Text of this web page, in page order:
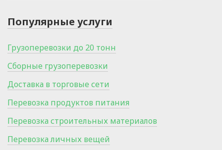
Популярные услуги
Грузоперевозки до 20 тонн
Сборные грузоперевозки
Доставка в торговые сети
Перевозка продуктов питания
Перевозка строительных материалов
Перевозка личных вещей